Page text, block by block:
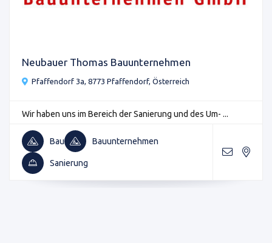
Neubauer Thomas Bauunternehmen
Pfaffendorf 3a, 8773 Pfaffendorf, Österreich
Wir haben uns im Bereich der Sanierung und des Um- ...
Bau Bauunternehmen
Sanierung